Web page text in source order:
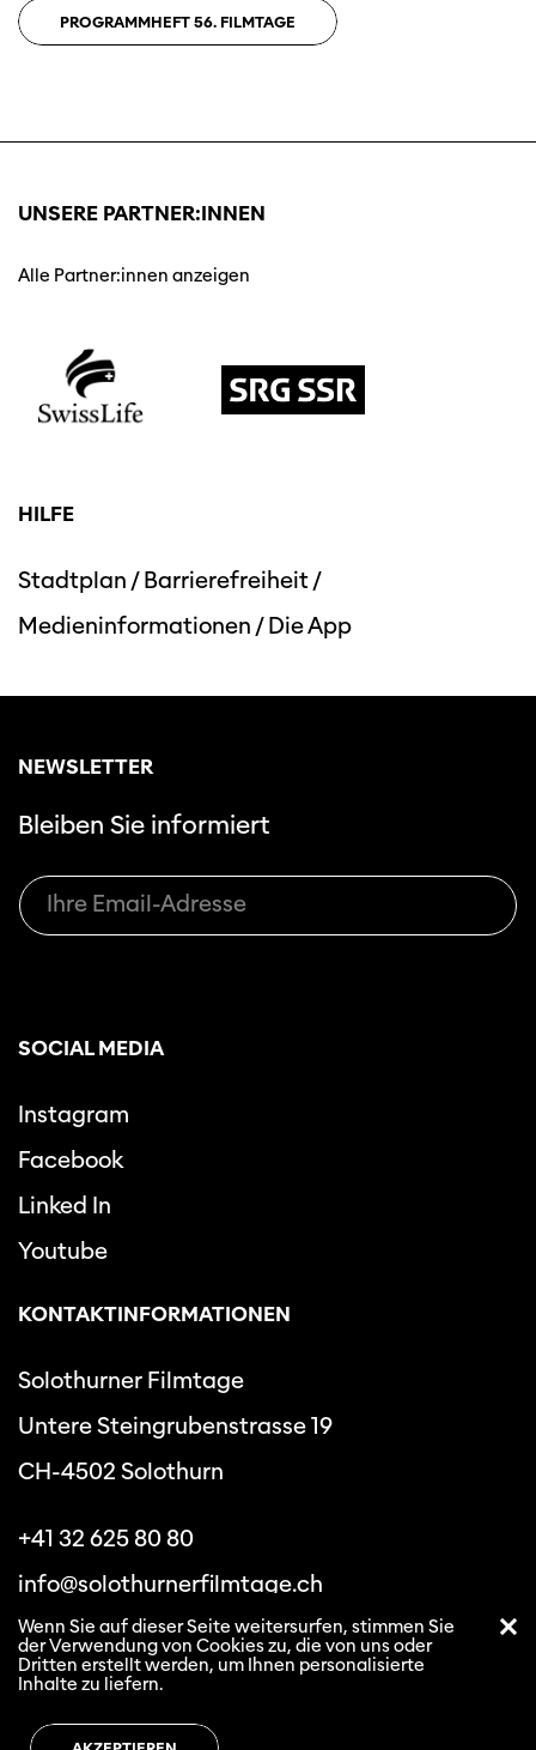
PROGRAMMHEFT 56. FILMTAGE
UNSERE PARTNER:INNEN
Alle Partner:innen anzeigen
HILFE
Stadtplan /Barrierefreiheit/
Medieninformationen /Die App
NEWSLETTER
Bleiben Sie informiert
SOCIAL MEDIA
Instagram
Facebook
Linked In
Youtube
KONTAKTINFORMATIONEN
Solothurner Filmtage
Untere Steingrubenstrasse 19
CH-4502 Solothurn
+41 32 625 80 80
info@solothurnerfilmtage.ch
Datenschutzbestimmungen
Wenn Sie auf dieser Seite weitersurfen, stimmen Sie
der Verwendung von Cookies zu, die von uns oder
Dritten erstellt werden, um Ihnen personalisierte
Inhalte zu liefern.